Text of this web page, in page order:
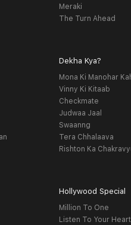
Meraki
The Turn Ahead
Dekha Kya?
Mona Ki Manohar
Vinny Ki Kitaab
Checkmate
Judwaa Jaal
Swaanng
Tera Chhalaava
Rishton Ka
Hollywood Special
Million To One
Listen To Your Heart